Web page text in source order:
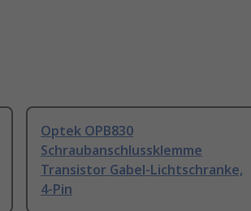
Optek OPB830
Schraubanschlussklemme
Transistor Gabel-Lichtschranke,
4-Pin